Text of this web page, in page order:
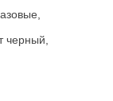
черный,